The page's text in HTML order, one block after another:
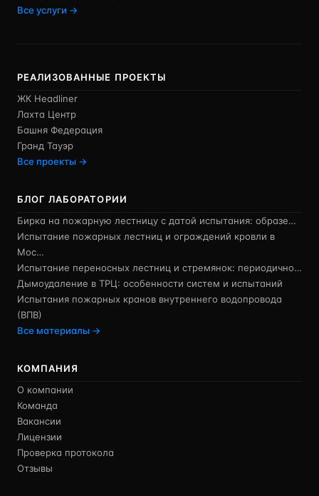
Все услуги →
РЕАЛИЗОВАННЫЕ ПРОЕКТЫ
ЖК Headliner
Лахта Центр
Башня Федерация
Гранд Тауэр
Все проекты →
БЛОГ ЛАБОРАТОРИИ
Бирка на пожарную лестницу с датой испытания: образе…
Испытание пожарных лестниц и ограждений кровли в
Мос…
Испытание переносных лестниц и стремянок: периодично…
Дымоудаление в ТРЦ: особенности систем и испытаний
Испытания пожарных кранов внутреннего водопровода
(ВПВ)
Все материалы →
КОМПАНИЯ
О компании
Команда
Вакансии
Лицензии
Проверка протокола
Отзывы